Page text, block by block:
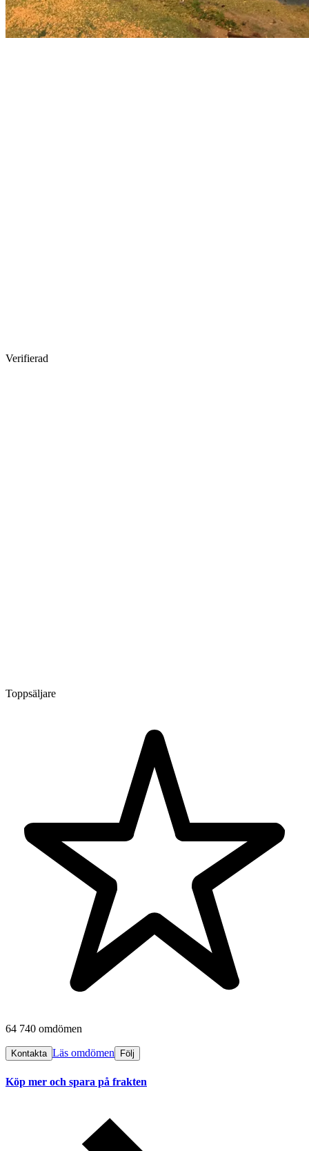
Verifierad
Toppsäljare
64 740 omdömen
Kontakta Läs omdömen Följ
Köp mer och spara på frakten